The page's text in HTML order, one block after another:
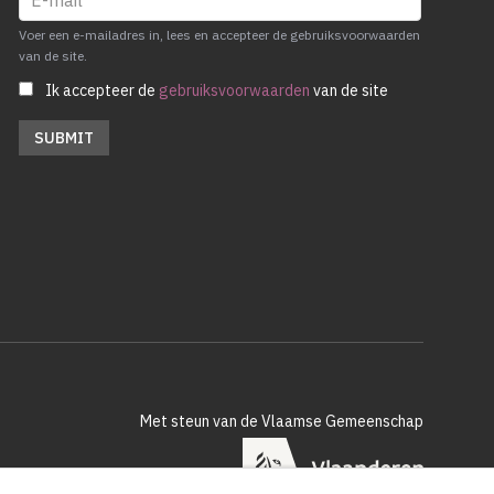
Voer een e-mailadres in, lees en accepteer de gebruiksvoorwaarden
van de site.
Ik accepteer de gebruiksvoorwaarden van de site
Met steun van de Vlaamse Gemeenschap